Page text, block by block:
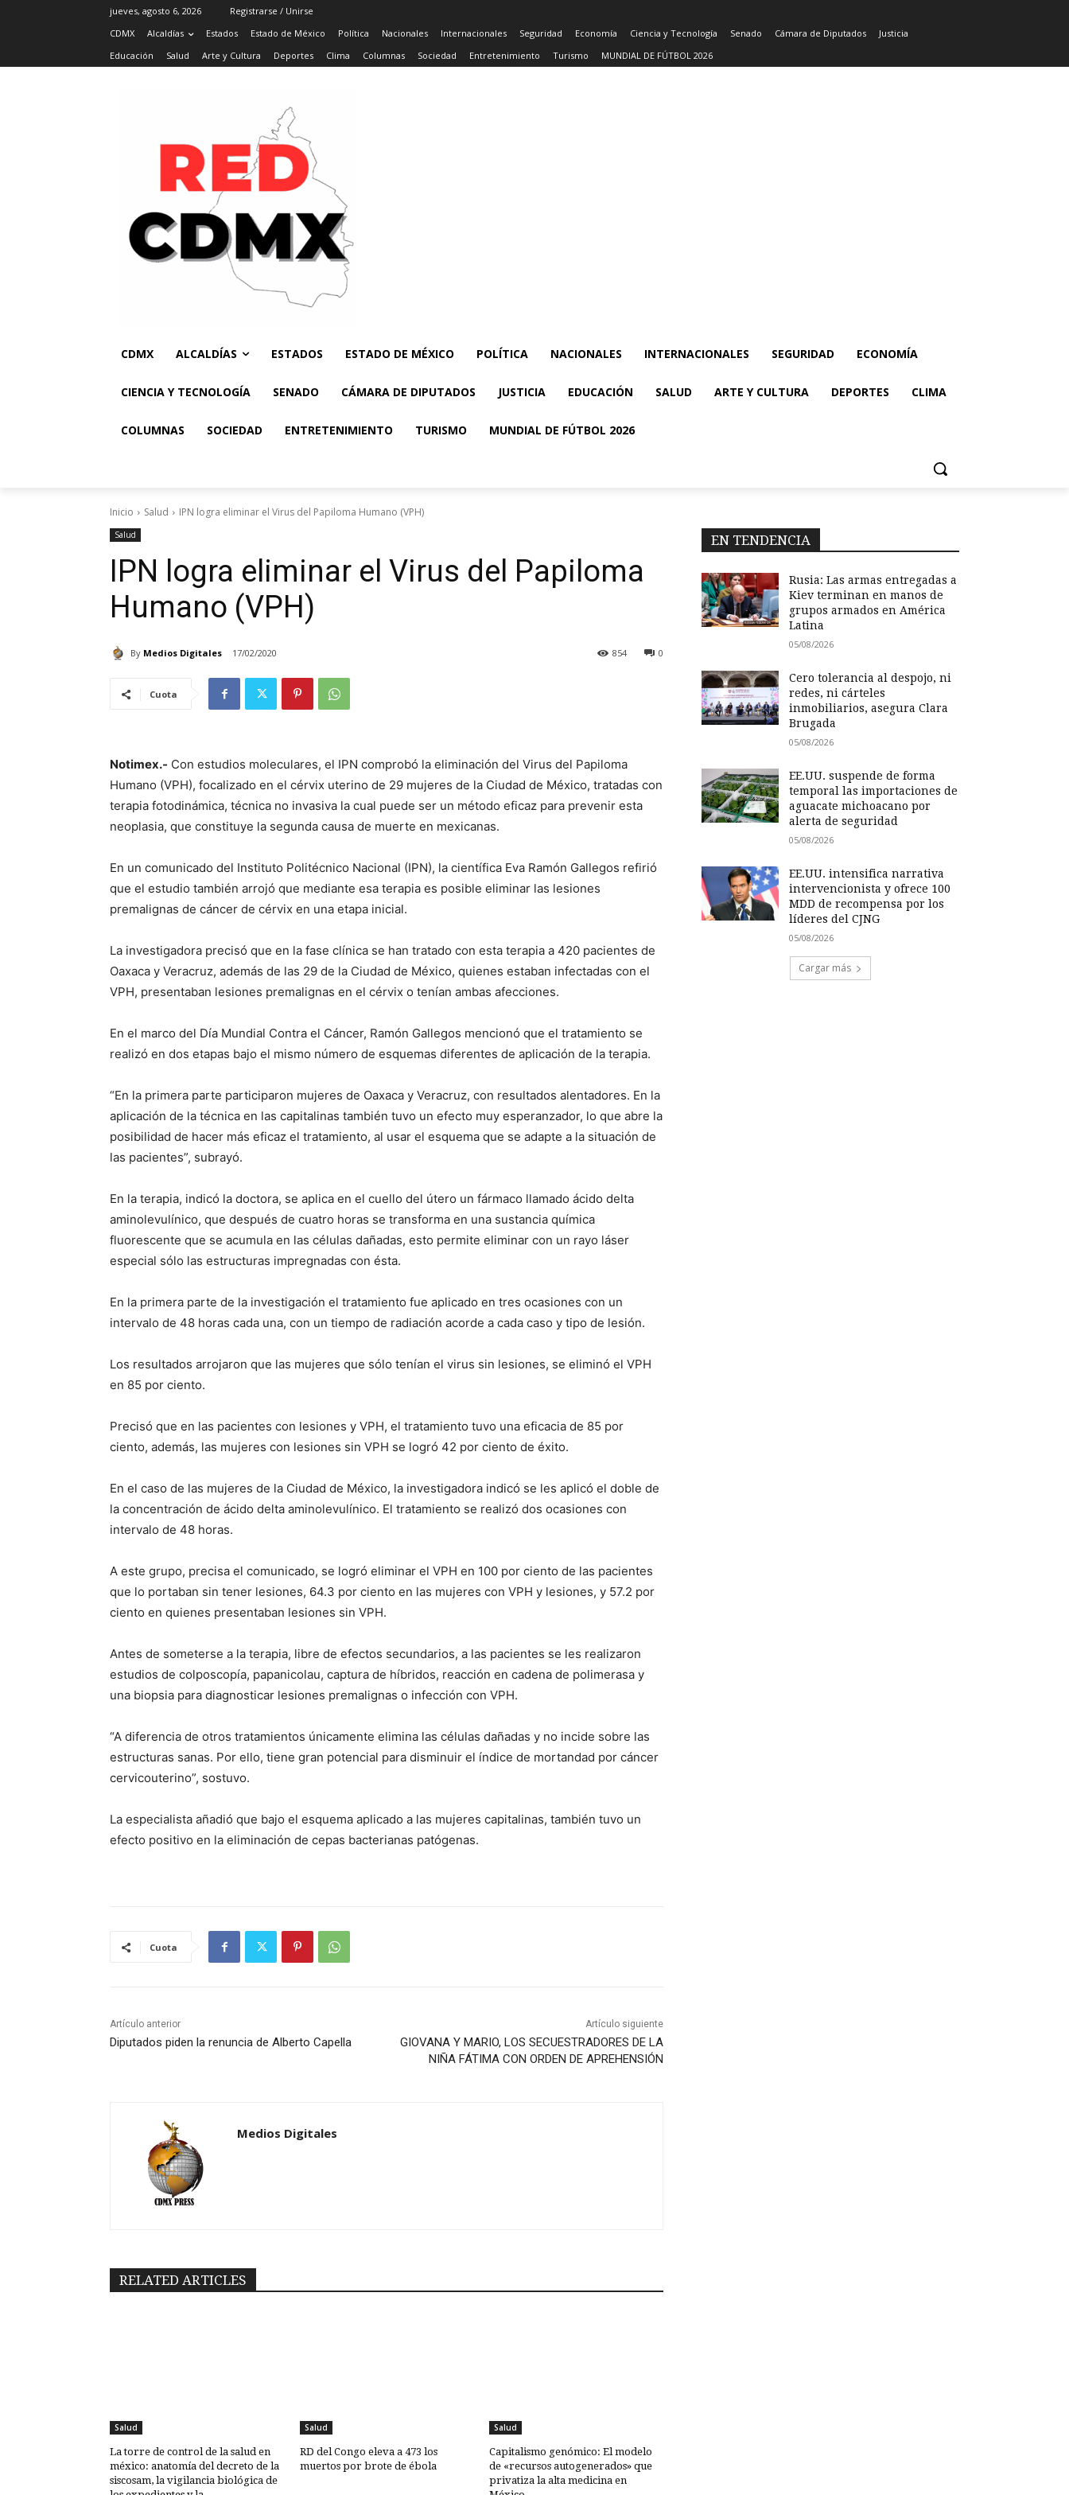
jueves, agosto 6, 2026
Registrarse / Unirse
CDMX
Alcaldías Estados Estado de México Política Nacionales Internacionales Seguridad Economía Ciencia y Tecnología Senado Cámara de Diputados
Justicia
Educación
Salud Arte y Cultura Deportes Clima Columnas Sociedad Entretenimiento Turismo MUNDIAL DE FÚTBOL 2026
CDMX ALCALDÍAS ESTADOS ESTADO DE MÉXICO POLÍTICA NACIONALES INTERNACIONALES SEGURIDAD ECONOMÍA
CIENCIA Y TECNOLOGÍA SENADO CÁMARA DE DIPUTADOS JUSTICIA EDUCACIÓN SALUD ARTE Y CULTURA DEPORTES CLIMA
COLUMNAS SOCIEDAD ENTRETENIMIENTO TURISMO MUNDIAL DE FÚTBOL 2026
Inicio Salud IPN logra eliminar el Virus del Papiloma Humano (VPH)
Salud
IPN logra eliminar el Virus del Papiloma
Humano (VPH)
By Medios Digitales 17/02/2020 0
854
Cuota
Notimex.- Con estudios moleculares, el IPN comprobó la eliminación del Virus del Papiloma
Humano (VPH), focalizado en el cérvix uterino de 29 mujeres de la Ciudad de México, tratadas con
terapia fotodinámica, técnica no invasiva la cual puede ser un método eficaz para prevenir esta
neoplasia, que constituye la segunda causa de muerte en mexicanas.
En un comunicado del Instituto Politécnico Nacional (IPN), la científica Eva Ramón Gallegos refirió
que el estudio también arrojó que mediante esa terapia es posible eliminar las lesiones
premalignas de cáncer de cérvix en una etapa inicial.
La investigadora precisó que en la fase clínica se han tratado con esta terapia a 420 pacientes de
Oaxaca y Veracruz, además de las 29 de la Ciudad de México, quienes estaban infectadas con el
VPH, presentaban lesiones premalignas en el cérvix o tenían ambas afecciones.
En el marco del Día Mundial Contra el Cáncer, Ramón Gallegos mencionó que el tratamiento se
realizó en dos etapas bajo el mismo número de esquemas diferentes de aplicación de la terapia.
“En la primera parte participaron mujeres de Oaxaca y Veracruz, con resultados alentadores. En la
aplicación de la técnica en las capitalinas también tuvo un efecto muy esperanzador, lo que abre la
posibilidad de hacer más eficaz el tratamiento, al usar el esquema que se adapte a la situación de
las pacientes”, subrayó.
En la terapia, indicó la doctora, se aplica en el cuello del útero un fármaco llamado ácido delta
aminolevulínico, que después de cuatro horas se transforma en una sustancia química
fluorescente que se acumula en las células dañadas, esto permite eliminar con un rayo láser
especial sólo las estructuras impregnadas con ésta.
En la primera parte de la investigación el tratamiento fue aplicado en tres ocasiones con un
intervalo de 48 horas cada una, con un tiempo de radiación acorde a cada caso y tipo de lesión.
Los resultados arrojaron que las mujeres que sólo tenían el virus sin lesiones, se eliminó el VPH
en 85 por ciento.
Precisó que en las pacientes con lesiones y VPH, el tratamiento tuvo una eficacia de 85 por
ciento, además, las mujeres con lesiones sin VPH se logró 42 por ciento de éxito.
En el caso de las mujeres de la Ciudad de México, la investigadora indicó se les aplicó el doble de
la concentración de ácido delta aminolevulínico. El tratamiento se realizó dos ocasiones con
intervalo de 48 horas.
A este grupo, precisa el comunicado, se logró eliminar el VPH en 100 por ciento de las pacientes
que lo portaban sin tener lesiones, 64.3 por ciento en las mujeres con VPH y lesiones, y 57.2 por
ciento en quienes presentaban lesiones sin VPH.
Antes de someterse a la terapia, libre de efectos secundarios, a las pacientes se les realizaron
estudios de colposcopía, papanicolau, captura de híbridos, reacción en cadena de polimerasa y
una biopsia para diagnosticar lesiones premalignas o infección con VPH.
“A diferencia de otros tratamientos únicamente elimina las células dañadas y no incide sobre las
estructuras sanas. Por ello, tiene gran potencial para disminuir el índice de mortandad por cáncer
cervicouterino”, sostuvo.
La especialista añadió que bajo el esquema aplicado a las mujeres capitalinas, también tuvo un
efecto positivo en la eliminación de cepas bacterianas patógenas.
Cuota
Artículo anterior
Diputados piden la renuncia de Alberto Capella
Artículo siguiente
GIOVANA Y MARIO, LOS SECUESTRADORES DE LA
NIÑA FÁTIMA CON ORDEN DE APREHENSIÓN
Medios Digitales
RELATED ARTICLES
Salud
La torre de control de la salud en
méxico: anatomía del decreto de la
siscosam, la vigilancia biológica de
Salud
RD del Congo eleva a 473 los
muertos por brote de ébola
Salud
Capitalismo genómico: El modelo
de «recursos autogenerados» que
privatiza la alta medicina en
EN TENDENCIA
Rusia: Las armas entregadas a
Kiev terminan en manos de
grupos armados en América
Latina
05/08/2026
Cero tolerancia al despojo, ni
redes, ni cárteles
inmobiliarios, asegura Clara
Brugada
05/08/2026
EE.UU. suspende de forma
temporal las importaciones de
aguacate michoacano por
alerta de seguridad
05/08/2026
EE.UU. intensifica narrativa
intervencionista y ofrece 100
MDD de recompensa por los
líderes del CJNG
05/08/2026
Cargar más